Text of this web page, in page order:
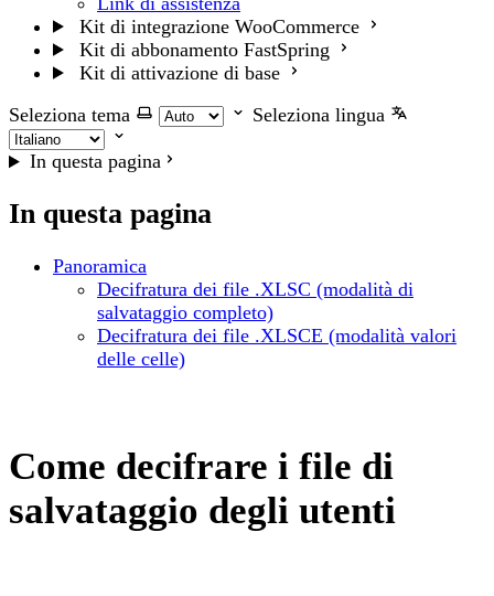
Kit di integrazione WooCommerce
Kit di abbonamento FastSpring
Kit di attivazione di base
Seleziona tema
Seleziona lingua
In questa pagina
In questa pagina
Panoramica
Decifratura dei file .XLSC (modalità di
salvataggio completo)
Decifratura dei file .XLSCE (modalità valori
delle celle)
Come decifrare i file di
salvataggio degli utenti